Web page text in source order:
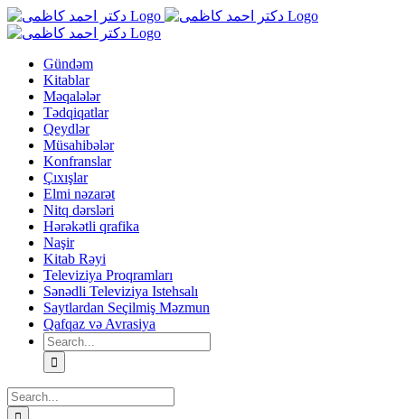
Skip
to
Gündəm
Kitablar
Məqalələr
Tədqiqatlar
Qeydlər
Müsahibələr
Konfranslar
Çıxışlar
Elmi nəzarət
Nitq dərsləri
Hərəkətli qrafika
Naşir
Kitab Rəyi
Televiziya Proqramları
Sənədli Televiziya Istehsalı
Saytlardan Seçilmiş Məzmun
Qafqaz və Avrasiya
Search
for:
Search
for: